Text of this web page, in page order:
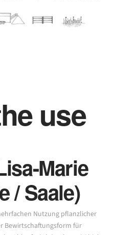
use
Marie
/ Saale)
Nutzung pflanzlicher
Bewirtschaftungsform für